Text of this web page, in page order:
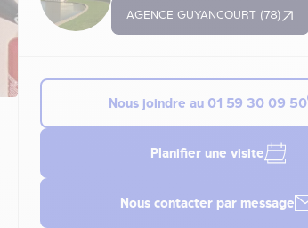
AGENCE GUYANCOURT (78)
Nous joindre au 01 59 30 09 50
Planifier une visite
Nous contacter par message